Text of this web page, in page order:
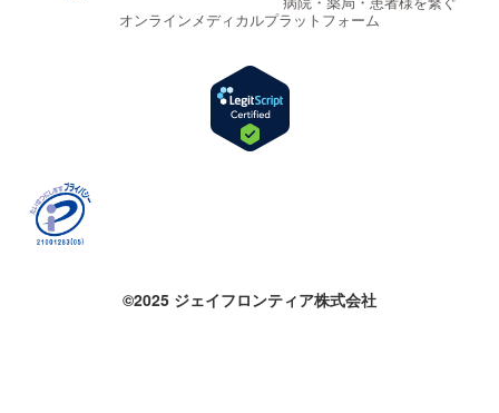
病院・薬局・患者様を繋ぐ
オンラインメディカルプラットフォーム